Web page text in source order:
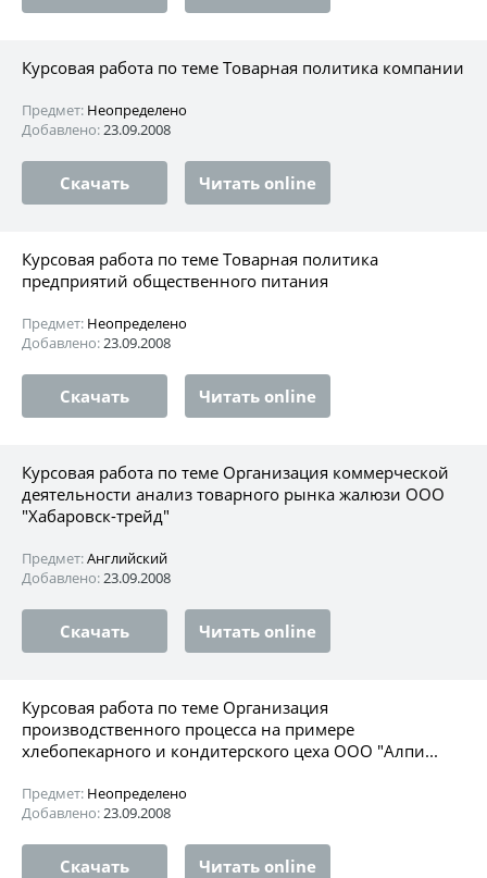
Курсовая работа по теме Товарная политика компании
Предмет: Неопределено
Добавлено:23.09.2008
Скачать Читать online
Курсовая работа по теме Товарная политика
предприятий общественного питания
Предмет: Неопределено
Добавлено:23.09.2008
Скачать Читать online
Курсовая работа по теме Организация коммерческой
деятельности анализ товарного рынка жалюзи ООО
"Хабаровск-трейд"
Предмет:Английский
Добавлено:23.09.2008
Скачать Читать online
Курсовая работа по теме Организация
производственного процесса на примере
хлебопекарного и кондитерского цеха ООО "Алпи...
Предмет: Неопределено
Добавлено:23.09.2008
Скачать Читать online